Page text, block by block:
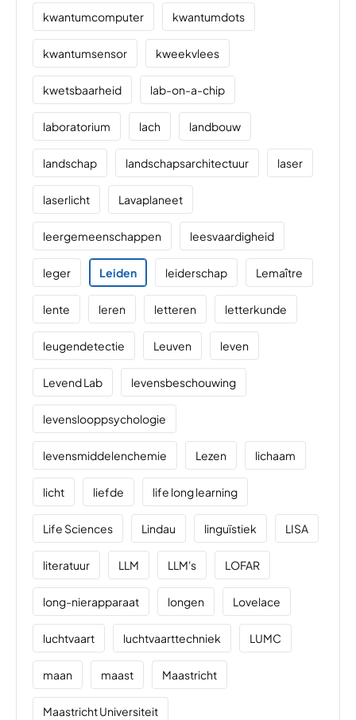
kwantumcomputer kwantumdots
kwantumsensor kweekvlees
kwetsbaarheid lab-on-a-chip
laboratorium lach landbouw
landschap landschapsarchitectuur laser
laserlicht Lavaplaneet
leergemeenschappen leesvaardigheid
leger Leiden leiderschap Lemaître
lente leren letteren letterkunde
leugendetectie Leuven leven
Levend Lab levensbeschouwing
levenslooppsychologie
levensmiddelenchemie Lezen lichaam
licht liefde life long learning
Life Sciences Lindau linguïstiek LISA
literatuur LLM LLM's LOFAR
long-nierapparaat longen Lovelace
luchtvaart luchtvaarttechniek LUMC
maan maast Maastricht
Maastricht Universiteit